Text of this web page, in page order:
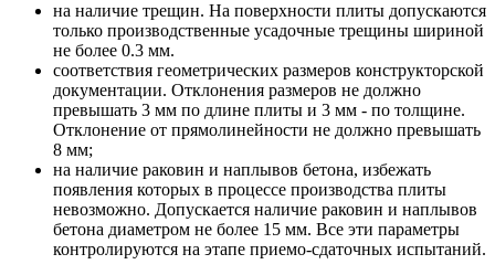
на наличие трещин. На поверхности плиты допускаются
только производственные усадочные трещины шириной
не более 0.3 мм.
соответствия геометрических размеров конструкторской
документации. Отклонения размеров не должно
превышать 3 мм по длине плиты и 3 мм - по толщине.
Отклонение от прямолинейности не должно превышать
8 мм;
на наличие раковин и наплывов бетона, избежать
появления которых в процессе производства плиты
невозможно. Допускается наличие раковин и наплывов
бетона диаметром не более 15 мм. Все эти параметры
контролируются на этапе приемо-сдаточных испытаний.